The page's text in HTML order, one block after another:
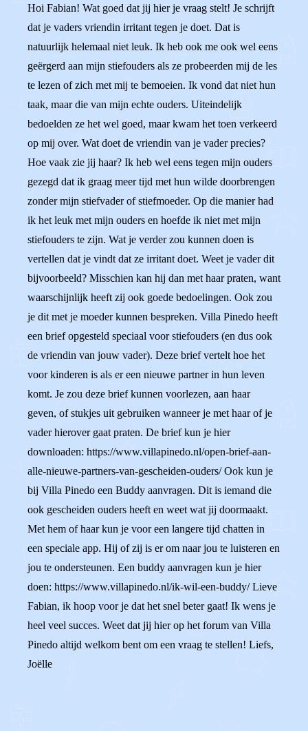
Hoi Fabian! Wat goed dat jij hier je vraag stelt! Je schrijft
dat je vaders vriendin irritant tegen je doet. Dat is
natuurlijk helemaal niet leuk. Ik heb ook me ook wel eens
geërgerd aan mijn stiefouders als ze probeerden mij de les
te lezen of zich met mij te bemoeien. Ik vond dat niet hun
taak, maar die van mijn echte ouders. Uiteindelijk
bedoelden ze het wel goed, maar kwam het toen verkeerd
op mij over. Wat doet de vriendin van je vader precies?
Hoe vaak zie jij haar? Ik heb wel eens tegen mijn ouders
gezegd dat ik graag meer tijd met hun wilde doorbrengen
zonder mijn stiefvader of stiefmoeder. Op die manier had
ik het leuk met mijn ouders en hoefde ik niet met mijn
stiefouders te zijn. Wat je verder zou kunnen doen is
vertellen dat je vindt dat ze irritant doet. Weet je vader dit
bijvoorbeeld? Misschien kan hij dan met haar praten, want
waarschijnlijk heeft zij ook goede bedoelingen. Ook zou
je dit met je moeder kunnen bespreken. Villa Pinedo heeft
een brief opgesteld speciaal voor stiefouders (en dus ook
de vriendin van jouw vader). Deze brief vertelt hoe het
voor kinderen is als er een nieuwe partner in hun leven
komt. Je zou deze brief kunnen voorlezen, aan haar
geven, of stukjes uit gebruiken wanneer je met haar of je
vader hierover gaat praten. De brief kun je hier
downloaden: https://www.villapinedo.nl/open-brief-aan-
alle-nieuwe-partners-van-gescheiden-ouders/ Ook kun je
bij Villa Pinedo een Buddy aanvragen. Dit is iemand die
ook gescheiden ouders heeft en weet wat jij doormaakt.
Met hem of haar kun je voor een langere tijd chatten in
een speciale app. Hij of zij is er om naar jou te luisteren en
jou te ondersteunen. Een buddy aanvragen kun je hier
doen: https://www.villapinedo.nl/ik-wil-een-buddy/ Lieve
Fabian, ik hoop voor je dat het snel beter gaat! Ik wens je
heel veel succes. Weet dat jij hier op het forum van Villa
Pinedo altijd welkom bent om een vraag te stellen! Liefs,
Joëlle